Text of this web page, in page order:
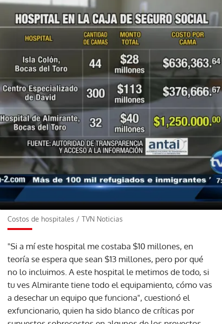
Costos de hospitales / TVN Noticias
"Si a mí este hospital me costaba $10 millones, en
teoría se espera que sean $13 millones, pero por qué
no lo incluimos. A este hospital le metimos de todo, si
tu ves Almirante tiene todo el equipamiento, cómo vas
a desechar un equipo que funciona", cuestionó el
exfuncionario, quien ha sido blanco de críticas por